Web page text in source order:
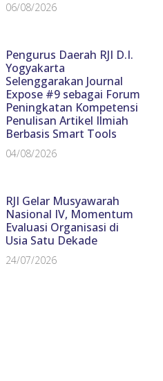
06/08/2026
Pengurus Daerah RJI D.I.
Yogyakarta
Selenggarakan Journal
Expose #9 sebagai Forum
Peningkatan Kompetensi
Penulisan Artikel Ilmiah
Berbasis Smart Tools
04/08/2026
RJI Gelar Musyawarah
Nasional IV, Momentum
Evaluasi Organisasi di
Usia Satu Dekade
24/07/2026